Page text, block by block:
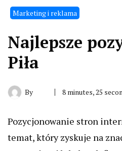
Marketing i reklama
Najlepsze
Piła
By 8 minutes, 25
Pozycjonowanie stron
temat, który zyskuje na